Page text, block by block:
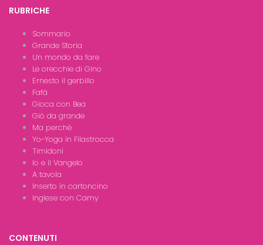
RUBRICHE
Sommario
Grande Storia
Un mondo da fare
Le orecchie di Gino
Ernesto il gerbillo
Fafà
Gioca con Bea
Giò da grande
Ma perchè
Yo-Yoga in Filastrocca
Timidoni
Io e il Vangelo
A tavola
Inserto in cartoncino
Inglese con Camy
CONTENUTI